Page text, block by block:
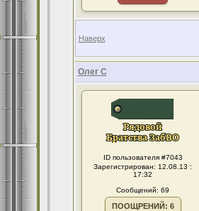
Наверх
Олег С
ID пользователя #7043
Зарегистрирован: 12.08.13 :
17:32
Сообщений: 69
ПООЩРЕНИЙ: 6